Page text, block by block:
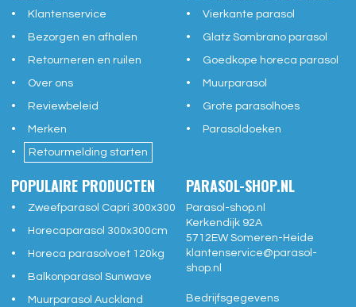
Klantenservice
Bezorgen en afhalen
Retourneren en ruilen
Over ons
Reviewbeleid
Merken
Retourmelding starten
Vierkante parasol
Glatz Sombrano parasol
Goedkope horeca parasol
Muurparasol
Grote parasolhoes
Parasoldoeken
POPULAIRE PRODUCTEN
Zweefparasol Capri 300x300
Horecaparasol 300x300cm
Horeca parasolvoet 120kg
Balkonparasol Sunwave
Muurparasol Auckland
PARASOL-SHOP.NL
Parasol-shop.nl
Kerkendijk 92A
5712EW Someren-Heide
klantenservice@parasol-
shop.nl
Bedrijfsgegevens